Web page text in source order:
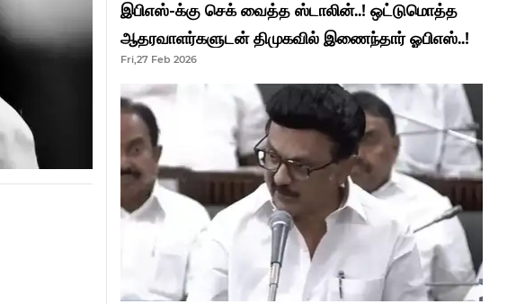
இபிஎஸ்-க்கு செக் வைத்த ஸ்டாலின்..! ஒட்டுமொத்த
ஆதரவாளர்களுடன் திமுகவில் இணைந்தார் ஓபிஎஸ்..!
Fri,27 Feb 2026